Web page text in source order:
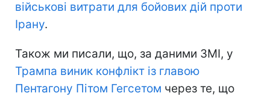
військові витрати для бойових дій проти
Ірану.
Також ми писали, що, за даними ЗМІ, у
Трампа виник конфлікт із главою
Пентагону Пітом Гегсетом через те, що